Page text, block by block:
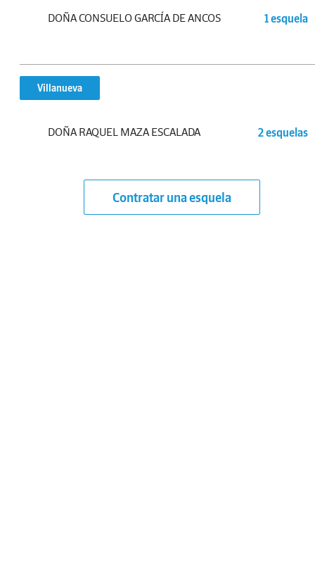
DOÑA CONSUELO GARCÍA DE ANCOS 1 esquela
Villanueva
DOÑA RAQUEL MAZA ESCALADA 2 esquelas
Contratar una esquela